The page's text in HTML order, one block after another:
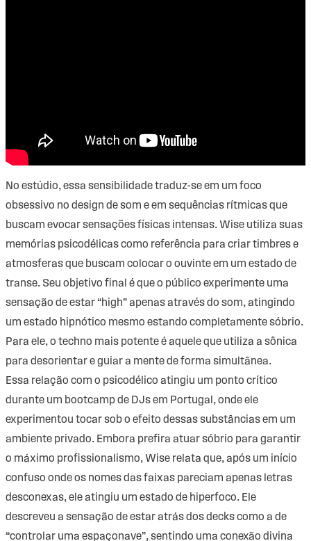
No estúdio, essa sensibilidade traduz-se em um foco
obsessivo no design de som e em sequências rítmicas que
buscam evocar sensações físicas intensas. Wise utiliza suas
memórias psicodélicas como referência para criar timbres e
atmosferas que buscam colocar o ouvinte em um estado de
transe. Seu objetivo final é que o público experimente uma
sensação de estar “high” apenas através do som, atingindo
um estado hipnótico mesmo estando completamente sóbrio.
Para ele, o techno mais potente é aquele que utiliza a sônica
para desorientar e guiar a mente de forma simultânea.
Essa relação com o psicodélico atingiu um ponto crítico
durante um bootcamp de DJs em Portugal, onde ele
experimentou tocar sob o efeito dessas substâncias em um
ambiente privado. Embora prefira atuar sóbrio para garantir
o máximo profissionalismo, Wise relata que, após um início
confuso onde os nomes das faixas pareciam apenas letras
desconexas, ele atingiu um estado de hiperfoco. Ele
descreveu a sensação de estar atrás dos decks como a de
“controlar uma espaçonave”, sentindo uma conexão divina